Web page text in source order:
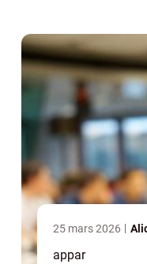
25 mars 2026
appar